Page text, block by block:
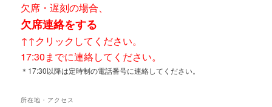
欠席・遅刻の場合、
欠席連絡をする
↑↑クリックしてください。
17:30までに連絡してください。
＊17:30以降は定時制の電話番号に連絡してください。
所在地・アクセス